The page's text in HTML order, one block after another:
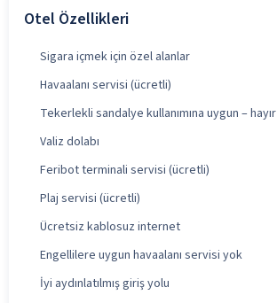
Otel Özellikleri
Sigara içmek için özel alanlar
Havaalanı servisi (ücretli)
Tekerlekli sandalye kullanımına uygun – hayır
Valiz dolabı
Feribot terminali servisi (ücretli)
Plaj servisi (ücretli)
Ücretsiz kablosuz internet
Engellilere uygun havaalanı servisi yok
İyi aydınlatılmış giriş yolu